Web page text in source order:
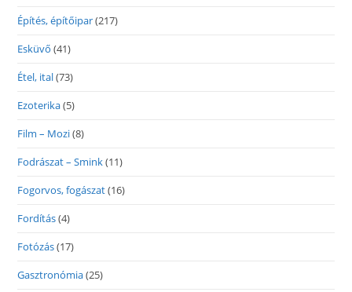
Építés, építőipar(217)
Esküvő (41)
Étel, ital(73)
Ezoterika(5)
Film – Mozi(8)
Fodrászat – Smink(11)
Fogorvos, fogászat(16)
Fordítás(4)
Fotózás(17)
Gasztronómia(25)